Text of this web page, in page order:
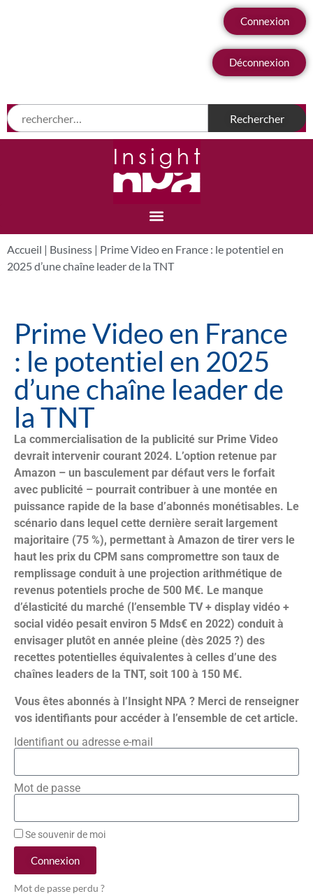
Connexion
Déconnexion
Accueil | Business | Prime Video en France : le potentiel en
2025 d’une chaîne leader de la TNT
Prime Video en France
: le potentiel en 2025
d’une chaîne leader de
la TNT
La commercialisation de la publicité sur Prime Video
devrait intervenir courant 2024. L’option retenue par
Amazon – un basculement par défaut vers le forfait
avec publicité – pourrait contribuer à une montée en
puissance rapide de la base d’abonnés monétisables. Le
scénario dans lequel cette dernière serait largement
majoritaire (75 %), permettant à Amazon de tirer vers le
haut les prix du CPM sans compromettre son taux de
remplissage conduit à une projection arithmétique de
revenus potentiels proche de 500 M€. Le manque
d’élasticité du marché (l’ensemble TV + display vidéo +
social vidéo pesait environ 5 Mds€ en 2022) conduit à
envisager plutôt en année pleine (dès 2025 ?) des
recettes potentielles équivalentes à celles d’une des
chaînes leaders de la TNT, soit 100 à 150 M€.
Vous êtes abonnés à l’Insight NPA ? Merci de renseigner
vos identifiants pour accéder à l’ensemble de cet article.
Identifiant ou adresse e-mail
Mot de passe
Se souvenir de moi
Connexion
Mot de passe perdu ?